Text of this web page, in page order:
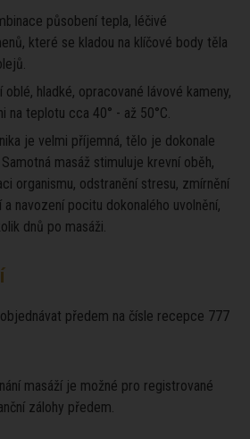
působení tepla, léčivé
které se kladou na klíčové body těla
oblé, hladké, opracované lávové kameny,
na teplotu cca 40° - až 50°C.
je velmi příjemná, tělo je dokonale
masáž stimuluje krevní oběh,
organismu, odstranění stresu, zmírnění
navození pocitu dokonalého uvolnění,
dnů po masáži.
předem na čísle recepce 777
masáží je možné pro registrované
zálohy předem.